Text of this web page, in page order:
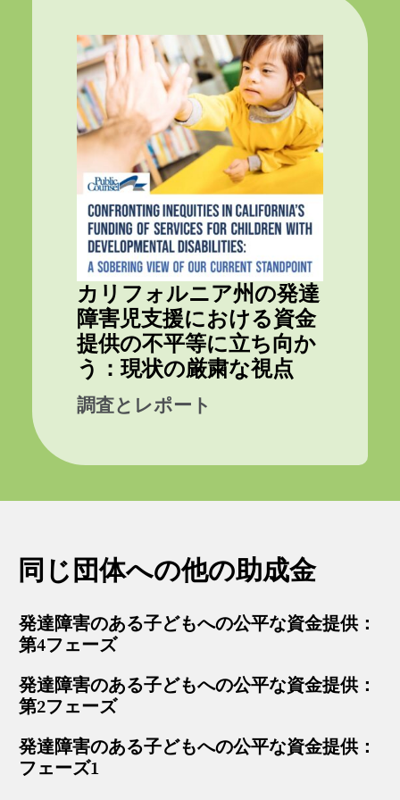
カリフォルニア州の発達
障害児支援における資金
提供の不平等に立ち向か
う：現状の厳粛な視点
調査とレポート
同じ団体への他の助成金
発達障害のある子どもへの公平な資金提供：
第4フェーズ
発達障害のある子どもへの公平な資金提供：
第2フェーズ
発達障害のある子どもへの公平な資金提供：
フェーズ1